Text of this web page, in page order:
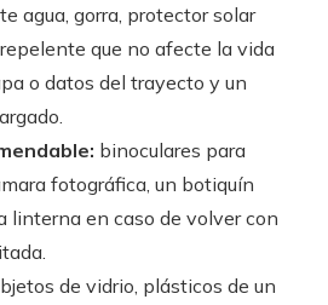
agua, gorra, protector solar
que no afecte la vida
o datos del trayecto y un
binoculares para
fotográfica, un botiquín
linterna en caso de volver con
de vidrio, plásticos de un